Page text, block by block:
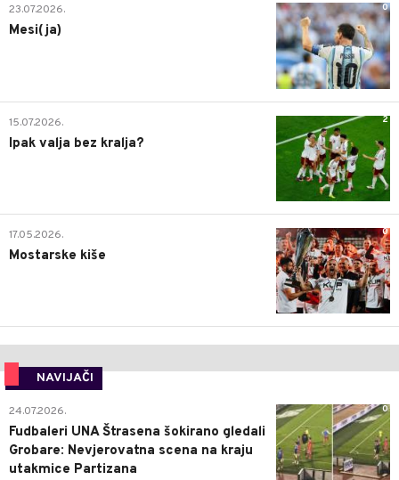
0
23.07.2026.
Mesi(ja)
2
15.07.2026.
Ipak valja bez kralja?
0
17.05.2026.
Mostarske kiše
NAVIJAČI
0
24.07.2026.
Fudbaleri UNA Štrasena šokirano gledali
Grobare: Nevjerovatna scena na kraju
utakmice Partizana